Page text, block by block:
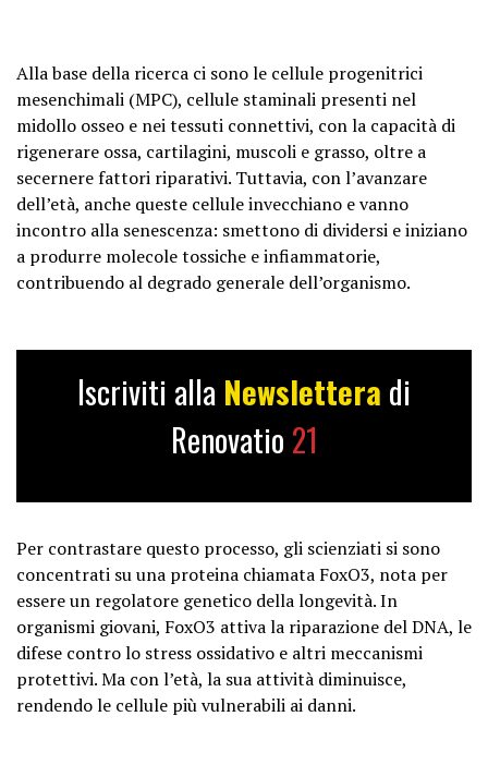
Alla base della ricerca ci sono le cellule progenitrici
mesenchimali (MPC), cellule staminali presenti nel
midollo osseo e nei tessuti connettivi, con la capacità di
rigenerare ossa, cartilagini, muscoli e grasso, oltre a
secernere fattori riparativi. Tuttavia, con l’avanzare
dell’età, anche queste cellule invecchiano e vanno
incontro alla senescenza: smettono di dividersi e iniziano
a produrre molecole tossiche e infiammatorie,
contribuendo al degrado generale dell’organismo.
Iscriviti alla Newslettera di
Renovatio 21
Per contrastare questo processo, gli scienziati si sono
concentrati su una proteina chiamata FoxO3, nota per
essere un regolatore genetico della longevità. In
organismi giovani, FoxO3 attiva la riparazione del DNA, le
difese contro lo stress ossidativo e altri meccanismi
protettivi. Ma con l’età, la sua attività diminuisce,
rendendo le cellule più vulnerabili ai danni.